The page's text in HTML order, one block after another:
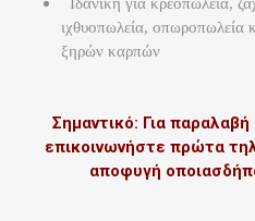
ιχθυοπωλεία, οπωροπωλεία
ξηρών καρπών
Σημαντικό: Για
επικοινωνήστε πρώτα
αποφυγή